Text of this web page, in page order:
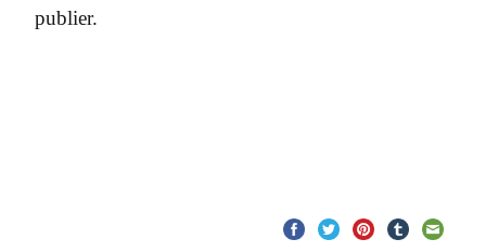
publier.